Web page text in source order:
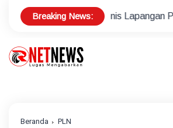
Breaking News:
Tenis Lapangan Peraih Medali di
Beranda PLN